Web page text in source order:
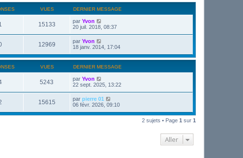
VUES DERNIER MESSAGE
15133 par Yvon
20 juil. 2018, 08:37
12969 par Yvon
18 janv. 2014, 17:04
VUES DERNIER MESSAGE
5243 par Yvon
22 sept. 2025, 13:22
15615 par pierre 01
06 févr. 2026, 09:10
2 sujets • Page 1 sur 1
Aller